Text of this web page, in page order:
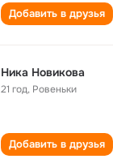
Добавить в друзья
Ника Новикова
21 год, Ровеньки
Добавить в друзья